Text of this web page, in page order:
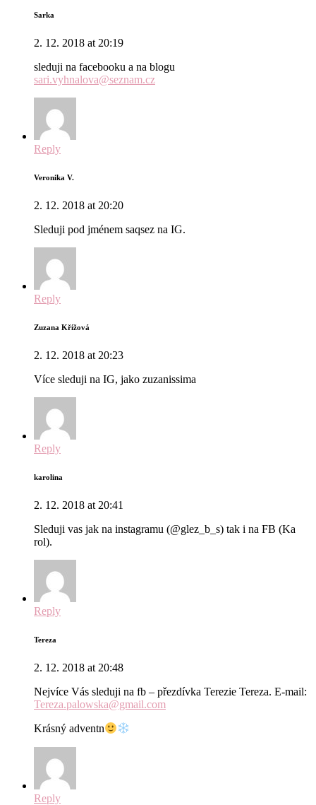
Sarka
2. 12. 2018 at 20:19
sleduji na facebooku a na blogu
sari.vyhnalova@seznam.cz
Reply
Veronika V.
2. 12. 2018 at 20:20
Sleduji pod jménem saqsez na IG.
Reply
Zuzana Křížová
2. 12. 2018 at 20:23
Více sleduji na IG, jako zuzanissima
Reply
karolina
2. 12. 2018 at 20:41
Sleduji vas jak na instagramu (@glez_b_s) tak i na FB (Ka
rol).
Reply
Tereza
2. 12. 2018 at 20:48
Nejvíce Vás sleduji na fb – přezdívka Terezie Tereza. E-mail:
Tereza.palowska@gmail.com
Krásný adventn
Reply